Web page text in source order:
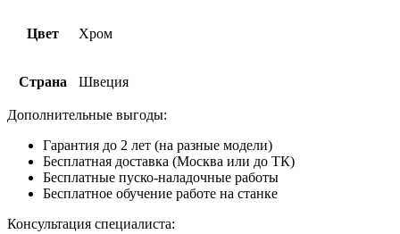
Цвет Хром
Страна Швеция
Дополнительные выгоды:
Гарантия до 2 лет (на разные модели)
Бесплатная доставка (Москва или до ТК)
Бесплатные пуско-наладочные работы
Бесплатное обучение работе на станке
Консультация специалиста: